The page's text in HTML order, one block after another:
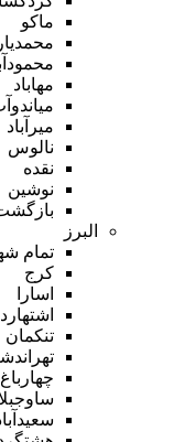
ماکو
محمدیار
مهاباد
میرآباد
نالوس
نقده
نوشین
البرز
تمام
کرج
اسارا
اشتهارد
تنکمان
چهارباغ